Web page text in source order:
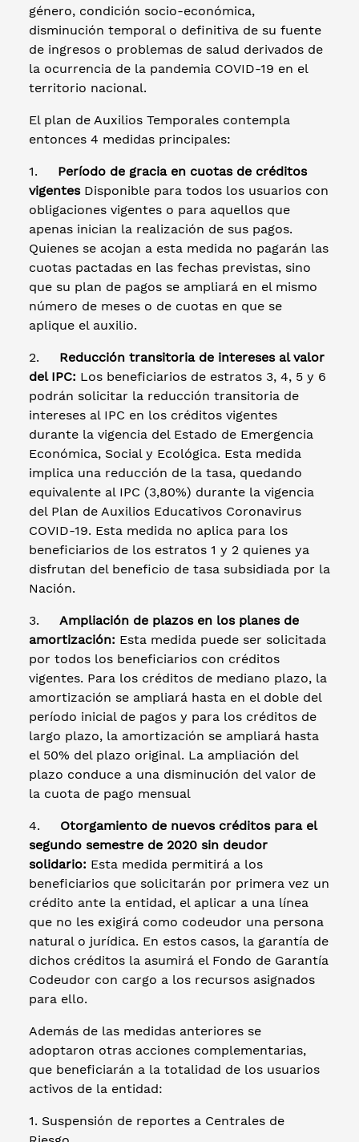
género, condición socio-económica,
disminución temporal o definitiva de su fuente
de ingresos o problemas de salud derivados de
la ocurrencia de la pandemia COVID-19 en el
territorio nacional.
El plan de Auxilios Temporales contempla
entonces 4 medidas principales:
1. Período de gracia en cuotas de créditos
vigentesDisponible para todos los usuarios con
obligaciones vigentes o para aquellos que
apenas inician la realización de sus pagos.
Quienes se acojan a esta medida no pagarán las
cuotas pactadas en las fechas previstas, sino
que su plan de pagos se ampliará en el mismo
número de meses o de cuotas en que se
aplique el auxilio.
2. Reducción transitoria de intereses al valor
del IPC: Los beneficiarios de estratos 3, 4, 5 y 6
podrán solicitar la reducción transitoria de
intereses al IPC en los créditos vigentes
durante la vigencia del Estado de Emergencia
Económica, Social y Ecológica. Esta medida
implica una reducción de la tasa, quedando
equivalente al IPC (3,80%) durante la vigencia
del Plan de Auxilios Educativos Coronavirus
COVID-19. Esta medida no aplica para los
beneficiarios de los estratos 1 y 2 quienes ya
disfrutan del beneficio de tasa subsidiada por la
Nación.
3. Ampliación de plazos en los planes de
amortización: Esta medida puede ser solicitada
por todos los beneficiarios con créditos
vigentes. Para los créditos de mediano plazo, la
amortización se ampliará hasta en el doble del
período inicial de pagos y para los créditos de
largo plazo, la amortización se ampliará hasta
el 50% del plazo original. La ampliación del
plazo conduce a una disminución del valor de
la cuota de pago mensual
4. Otorgamiento de nuevos créditos para el
segundo semestre de 2020 sin deudor
solidario: Esta medida permitirá a los
beneficiarios que solicitarán por primera vez un
crédito ante la entidad, el aplicar a una línea
que no les exigirá como codeudor una persona
natural o jurídica. En estos casos, la garantía de
dichos créditos la asumirá el Fondo de Garantía
Codeudor con cargo a los recursos asignados
para ello.
Además de las medidas anteriores se
adoptaron otras acciones complementarias,
que beneficiarán a la totalidad de los usuarios
activos de la entidad:
1. Suspensión de reportes a Centrales de